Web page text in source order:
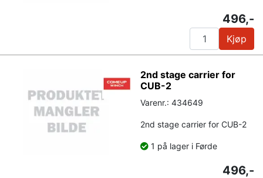
496,-
Kjøp
2nd stage carrier for
CUB-2
Varenr.: 434649
2nd stage carrier for CUB-2
1 på lager i Førde
496,-